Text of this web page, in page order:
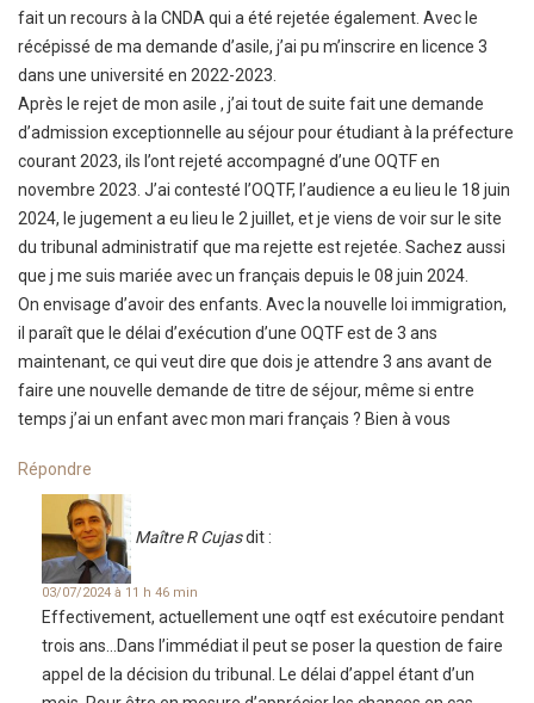
fait un recours à la CNDA qui a été rejetée également. Avec le
récépissé de ma demande d’asile, j’ai pu m’inscrire en licence 3
dans une université en 2022-2023.
Après le rejet de mon asile , j’ai tout de suite fait une demande
d’admission exceptionnelle au séjour pour étudiant à la préfecture
courant 2023, ils l’ont rejeté accompagné d’une OQTF en
novembre 2023. J’ai contesté l’OQTF, l’audience a eu lieu le 18 juin
2024, le jugement a eu lieu le 2 juillet, et je viens de voir sur le site
du tribunal administratif que ma rejette est rejetée. Sachez aussi
que j me suis mariée avec un français depuis le 08 juin 2024.
On envisage d’avoir des enfants. Avec la nouvelle loi immigration,
il paraît que le délai d’exécution d’une OQTF est de 3 ans
maintenant, ce qui veut dire que dois je attendre 3 ans avant de
faire une nouvelle demande de titre de séjour, même si entre
temps j’ai un enfant avec mon mari français ? Bien à vous
Répondre
Maître R Cujasdit :
03/07/2024 à 11 h 46 min
Effectivement, actuellement une oqtf est exécutoire pendant
trois ans…Dans l’immédiat il peut se poser la question de faire
appel de la décision du tribunal. Le délai d’appel étant d’un